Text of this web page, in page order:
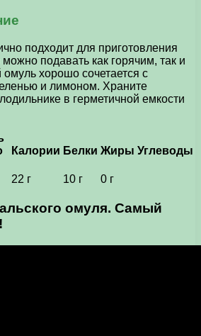
подходит для приготовления
подавать как горячим, так и
хорошо сочетается с
и лимоном. Храните
в герметичной емкости
Калории Белки Жиры Углеводы
22 г 10 г 0 г
омуля. Самый